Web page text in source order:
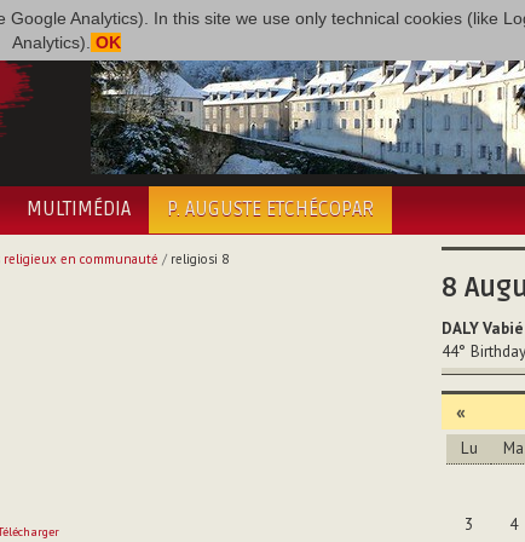
Analytics). In this site we use only technical cookies (like
Analytics). OK
MULTIMÉDIA P. AUGUSTE ETCHÉCOPAR
religieux en communauté / religiosi 8
8
DALY
44° Birthday
«
Lu Ma
3
4